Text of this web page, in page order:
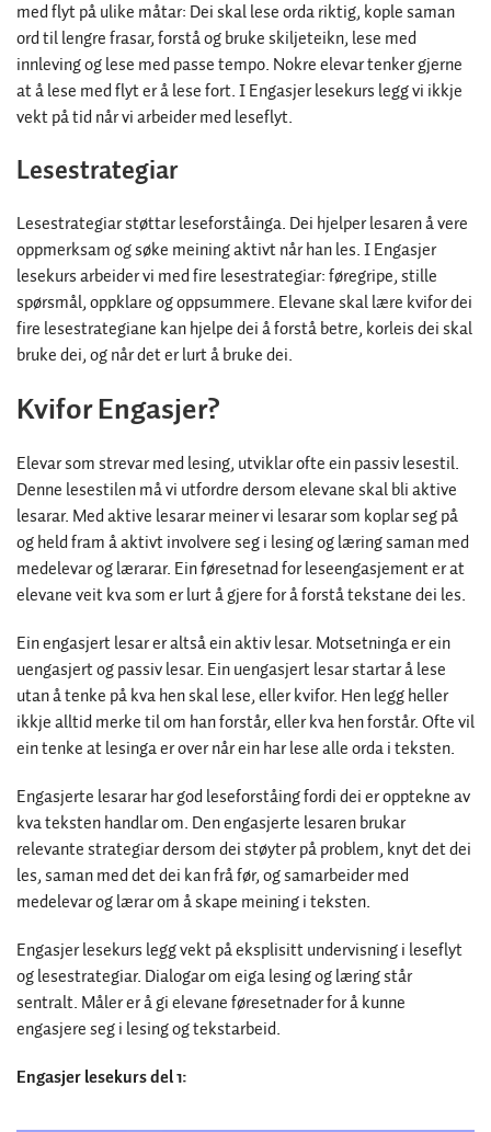
med flyt på ulike måtar: Dei skal lese orda riktig, kople saman
ord til lengre frasar, forstå og bruke skiljeteikn, lese med
innleving og lese med passe tempo. Nokre elevar tenker gjerne
at å lese med flyt er å lese fort. I Engasjer lesekurs legg vi ikkje
vekt på tid når vi arbeider med leseflyt.
Lesestrategiar
Lesestrategiar støttar leseforståinga. Dei hjelper lesaren å vere
oppmerksam og søke meining aktivt når han les. I Engasjer
lesekurs arbeider vi med fire lesestrategiar: føregripe, stille
spørsmål, oppklare og oppsummere. Elevane skal lære kvifor dei
fire lesestrategiane kan hjelpe dei å forstå betre, korleis dei skal
bruke dei, og når det er lurt å bruke dei.
Kvifor Engasjer?
Elevar som strevar med lesing, utviklar ofte ein passiv lesestil.
Denne lesestilen må vi utfordre dersom elevane skal bli aktive
lesarar. Med aktive lesarar meiner vi lesarar som koplar seg på
og held fram å aktivt involvere seg i lesing og læring saman med
medelevar og lærarar. Ein føresetnad for leseengasjement er at
elevane veit kva som er lurt å gjere for å forstå tekstane dei les.
Ein engasjert lesar er altså ein aktiv lesar. Motsetninga er ein
uengasjert og passiv lesar. Ein uengasjert lesar startar å lese
utan å tenke på kva hen skal lese, eller kvifor. Hen legg heller
ikkje alltid merke til om han forstår, eller kva hen forstår. Ofte vil
ein tenke at lesinga er over når ein har lese alle orda i teksten.
Engasjerte lesarar har god leseforståing fordi dei er opptekne av
kva teksten handlar om. Den engasjerte lesaren brukar
relevante strategiar dersom dei støyter på problem, knyt det dei
les, saman med det dei kan frå før, og samarbeider med
medelevar og lærar om å skape meining i teksten.
Engasjer lesekurs legg vekt på eksplisitt undervisning i leseflyt
og lesestrategiar. Dialogar om eiga lesing og læring står
sentralt. Måler er å gi elevane føresetnader for å kunne
engasjere seg i lesing og tekstarbeid.
Engasjer lesekurs del 1: